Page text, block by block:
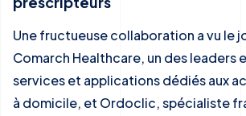
Une fructueuse collaboration a vu le
Comarch Healthcare, un des leaders
services et applications dédiés aux
à domicile, et Ordoclic, spécialiste